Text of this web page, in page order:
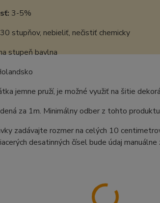
3-5%
stupňov, nebieliť, nečistiť chemicky
stupeň bavlna
jemne pruží, je možné využiť na šitie
za 1m. Minimálny odber z tohto
zadávajte rozmer na celých 10
desatinných čísel bude údaj